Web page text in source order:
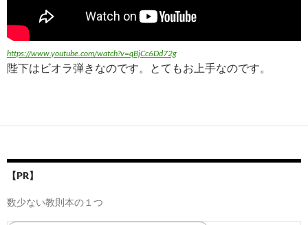
https://www.youtube.com/watch?v=qBjCc6Dd72g
陛下はビオラ弾きなのです。とてもお上手なのです。
【PR】
数少ない教則本の１つ